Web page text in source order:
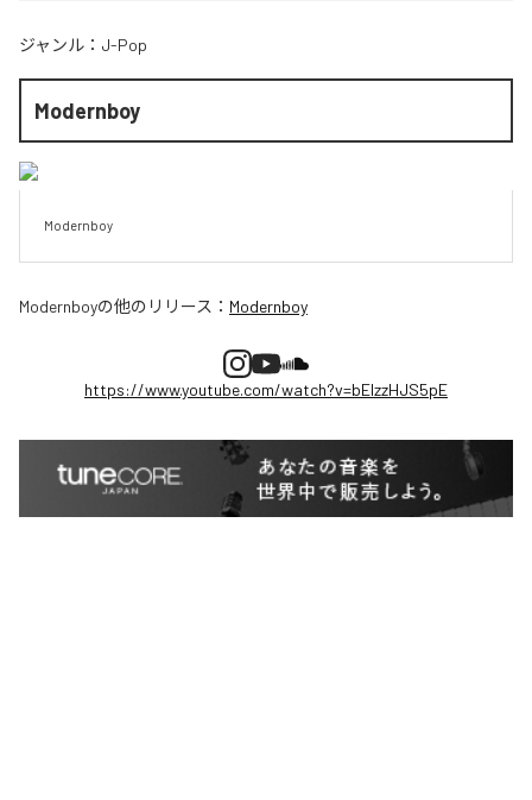
ジャンル： J-Pop
Modernboy
Modernboy
Modernboyの他のリリース： Modernboy
https://www.youtube.com/watch?v=bElzzHJS5pE